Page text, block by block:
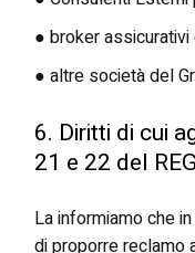
● broker
● altre società del
6. Diritti di cui
21 e 22 del
La informiamo che
di proporre reclamo